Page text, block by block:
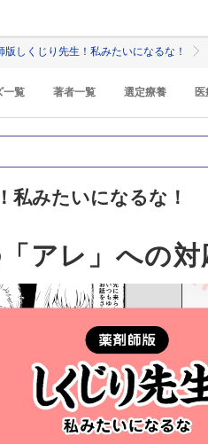
版しくじり先生！私みたいになるな！
一覧 著者一覧 選定療養
私みたいになるな！
アレ」への対